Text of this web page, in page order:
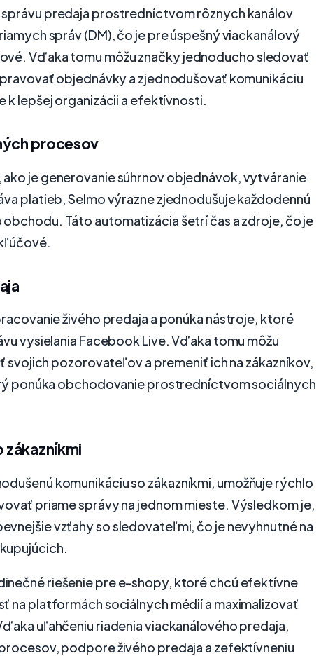
správu predaja prostredníctvom rôznych kanálov
správ (DM), čo je pre úspešný viackanálový
Vďaka tomu môžu značky jednoducho sledovať
objednávky a zjednodušovať komunikáciu
k lepšej organizácii a efektívnosti.
procesov
je generovanie súhrnov objednávok, vytváranie
platieb, Selmo výrazne zjednodušuje každodennú
Táto automatizácia šetrí čas a zdroje, čo je
živého predaja a ponúka nástroje, ktoré
vysielania Facebook Live. Vďaka tomu môžu
pozorovateľov a premeniť ich na zákazníkov,
ponúka obchodovanie prostredníctvom sociálnych
zákazníkmi
komunikáciu so zákazníkmi, umožňuje rýchlo
priame správy na jednom mieste. Výsledkom je,
vzťahy so sledovateľmi, čo je nevyhnutné na
riešenie pre e-shopy, ktoré chcú efektívne
na platformách sociálnych médií a maximalizovať
uľahčeniu riadenia viackanálového predaja,
podpore živého predaja a zefektívneniu